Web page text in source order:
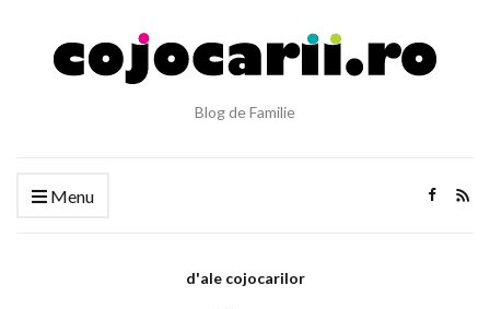
Blog de Familie
Menu
d'ale cojocarilor